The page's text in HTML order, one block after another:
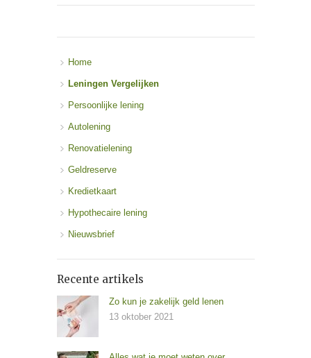
Home
Leningen Vergelijken
Persoonlijke lening
Autolening
Renovatielening
Geldreserve
Kredietkaart
Hypothecaire lening
Nieuwsbrief
Recente artikels
Zo kun je zakelijk geld lenen
13 oktober 2021